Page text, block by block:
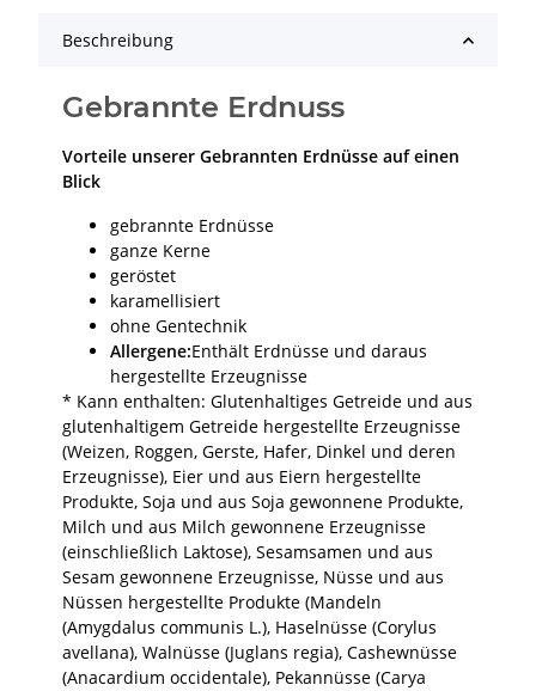
Beschreibung
Gebrannte Erdnuss
Vorteile unserer Gebrannten Erdnüsse auf einen
Blick
gebrannte Erdnüsse
ganze Kerne
geröstet
karamellisiert
ohne Gentechnik
Allergene:Enthält Erdnüsse und daraus
hergestellte Erzeugnisse
* Kann enthalten: Glutenhaltiges Getreide und aus
glutenhaltigem Getreide hergestellte Erzeugnisse
(Weizen, Roggen, Gerste, Hafer, Dinkel und deren
Erzeugnisse), Eier und aus Eiern hergestellte
Produkte, Soja und aus Soja gewonnene Produkte,
Milch und aus Milch gewonnene Erzeugnisse
(einschließlich Laktose), Sesamsamen und aus
Sesam gewonnene Erzeugnisse, Nüsse und aus
Nüssen hergestellte Produkte (Mandeln
(Amygdalus communis L.), Haselnüsse (Corylus
avellana), Walnüsse (Juglans regia), Cashewnüsse
(Anacardium occidentale), Pekannüsse (Carya